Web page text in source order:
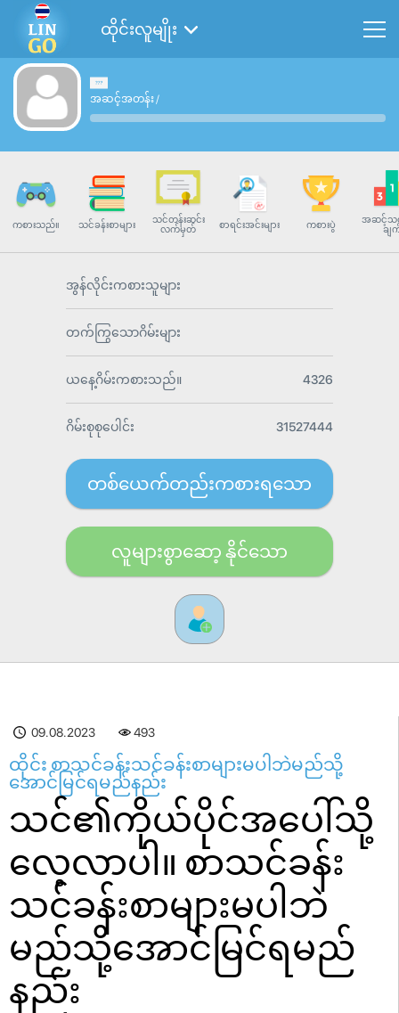
ထိုင်းလူမျိုး
အဆင့်အတန်း/
ကစားသည်။ သင်ခန်းစာများ
သင်တန်းဆင်း
လက်မှတ်
စာရင်းအင်းများ ကစားပွဲ
အဆင့်သ
ချ
အွန်လိုင်းကစားသူများ
တက်ကြွသောဂိမ်းများ
ယနေ့ဂိမ်းကစားသည်။ 4326
ဂိမ်းစုစုပေါင်း 31527444
တစ်ယေက်တည်းကစားရသော
လူများစွာဆော့ နိုင်သော
09.08.2023 493
ထိုင်း စာသင်ခန်းသင်ခန်းစာများမပါဘဲမည်သို့
အောင်မြင်ရမည်နည်း
သင်၏ကိုယ်ပိုင်အပေါ်သို့
လေ့လာပါ။ စာသင်ခန်း
သင်ခန်းစာများမပါဘဲ
မည်သို့အောင်မြင်ရမည်
နည်း